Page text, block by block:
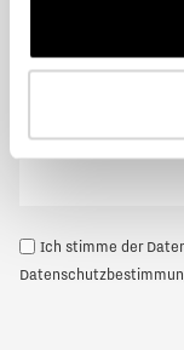
Händler
Ich stimme der